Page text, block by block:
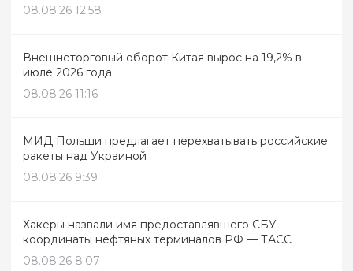
08.08.26 12:58
Внешнеторговый оборот Китая вырос на 19,2% в
июле 2026 года
08.08.26 11:16
МИД Польши предлагает перехватывать российские
ракеты над Украиной
08.08.26 9:39
Хакеры назвали имя предоставлявшего СБУ
координаты нефтяных терминалов РФ — ТАСС
08.08.26 8:07